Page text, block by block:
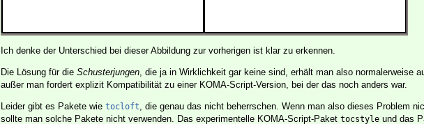
Ich denke der Unterschied bei dieser Abbildung zur vorherigen ist klar zu erkennen.
Die Lösung für die Schusterjungen, die ja in Wirklichkeit gar keine sind, erhält man also normalerweise
außer man fordert explizit Kompatibilität zu einer KOMA-Script-Version, bei der das noch anders war.
Leider gibt es Pakete wie tocloft, die genau das nicht beherrschen. Wenn man also dieses Problem
sollte man solche Pakete nicht verwenden. Das experimentelle KOMA-Script-Paket tocstyle und das